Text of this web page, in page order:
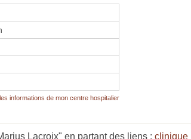
informations de mon centre hospitalier
Lacroix" en partant des liens : clinique